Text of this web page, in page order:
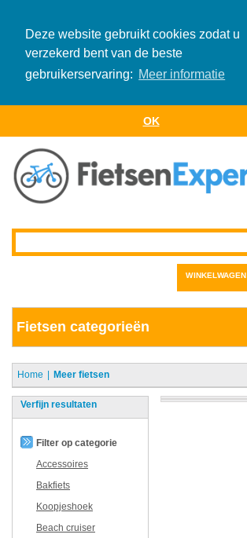
Deze website gebruikt cookies zodat u
verzekerd bent van de beste
gebruikerservaring: Meer informatie
OK
WINKELWAGEN
Fietsen categorieën
Home Meer fietsen
Verfijn resultaten
Filter op categorie
Accessoires
Bakfiets
Koopjeshoek
Beach cruiser